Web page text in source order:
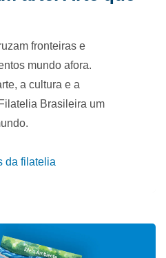
fronteiras e
mundo afora.
a cultura e a
Brasileira um
da filatelia